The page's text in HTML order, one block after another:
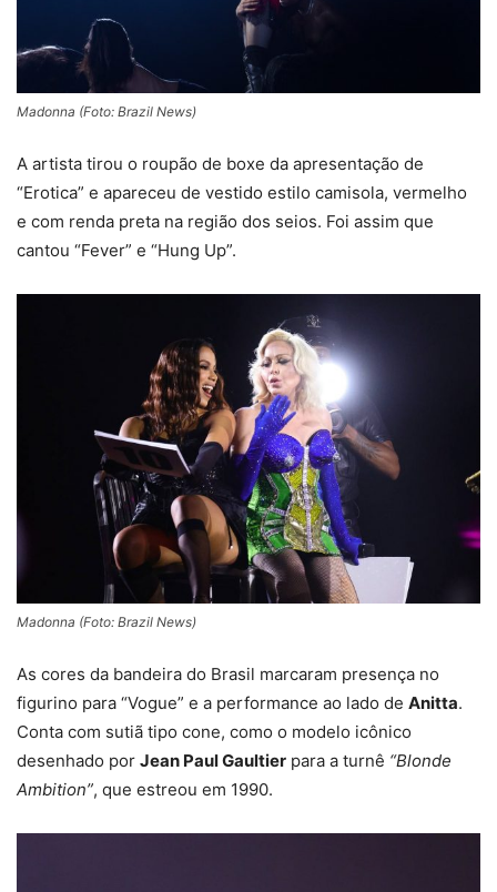
Madonna (Foto: Brazil News)
A artista tirou o roupão de boxe da apresentação de
“Erotica” e apareceu de vestido estilo camisola, vermelho
e com renda preta na região dos seios. Foi assim que
cantou “Fever” e “Hung Up”.
Madonna (Foto: Brazil News)
As cores da bandeira do Brasil marcaram presença no
figurino para “Vogue” e a performance ao lado de Anitta.
Conta com sutiã tipo cone, como o modelo icônico
desenhado por Jean Paul Gaultier para a turnê “Blonde
Ambition”, que estreou em 1990.